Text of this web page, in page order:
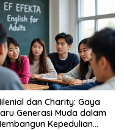
dan Charity: Gaya
Generasi Muda dalam
Kepedulian